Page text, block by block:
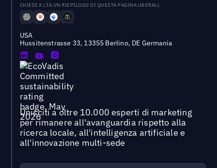
CHIEDI A L'IA UN RIEPILOGO DI QUESTA PAGINA UBERALL
USA
Hussitenstrasse 33, 13355 Berlino, DE Germania
Unisciti a oltre 10.000 esperti di marketing
per rimanere all'avanguardia rispetto alla
ricerca locale, all'intelligenza artificiale e
all'innovazione multi-sede